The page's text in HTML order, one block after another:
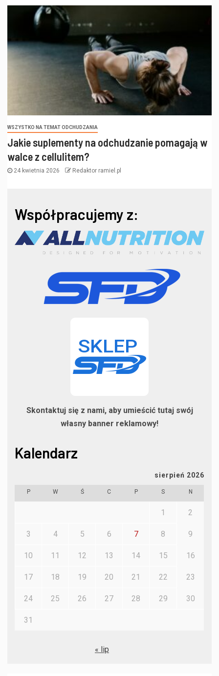
WSZYSTKO NA TEMAT ODCHUDZANIA
Jakie suplementy na odchudzanie pomagają w
walce z cellulitem?
24 kwietnia 2026 Redaktor ramiel.pl
Współpracujemy z:
Skontaktuj się z nami, aby umieścić tutaj swój
własny banner reklamowy!
Kalendarz
sierpień 2026
P W Ś C P S N
1 2
3 4 5 6 7 8 9
10 11 12 13 14 15 16
17 18 19 20 21 22 23
24 25 26 27 28 29 30
31
« lip